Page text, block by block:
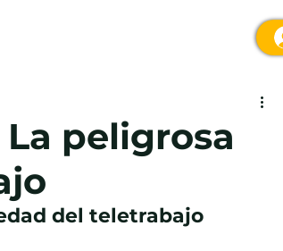
peligrosa
del teletrabajo